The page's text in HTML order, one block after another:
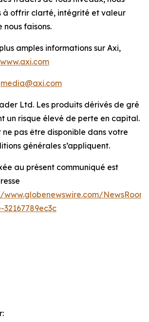
à offrir clarté, intégrité et valeur
nous faisons.
amples informations sur Axi,
www.axi.com
media@axi.com
Ltd. Les produits dérivés de gré
un risque élevé de perte en capital.
ne pas être disponible dans votre
générales s’appliquent.
au présent communiqué est
www.globenewswire.com/